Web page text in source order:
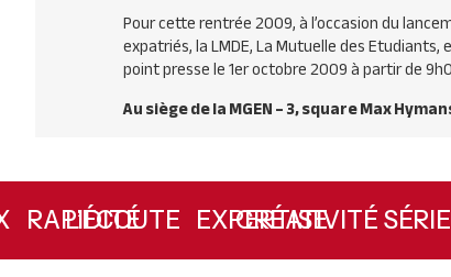
Pour cette rentrée 2009, à l’occasion du
expatriés, laLMDE, La Mutuelle des Etudiants,
point presse le 1er octobre 2009 à partir de
Au siège de laMGEN– 3, square Max
L’ÉCOUTE CRÉATIVITÉ
RAPIDITÉ EXPERTISE